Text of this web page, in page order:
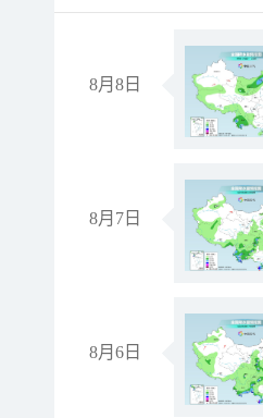
8月8日
8月7日
8月6日